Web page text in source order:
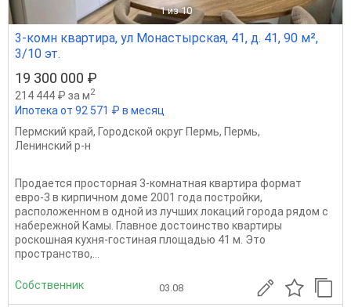
1 из 10
3-комн квартира, ул Монастырская, 41, д. 41, 90 м²,
3/10 эт.
19 300 000 ₽
214 444 ₽ за м2
Ипотека от 92 571 ₽ в месяц
Пермский край, Городской округ Пермь, Пермь,
Ленинский р-н
Продается просторная 3-комнатная квартира формат
евро-3 в кирпичном доме 2001 года постройки,
расположенном в одной из лучших локаций города рядом с
набережной Камы. Главное достоинство квартиры
роскошная кухня-гостиная площадью 41 м. Это
пространство,...
Собственник 03.08